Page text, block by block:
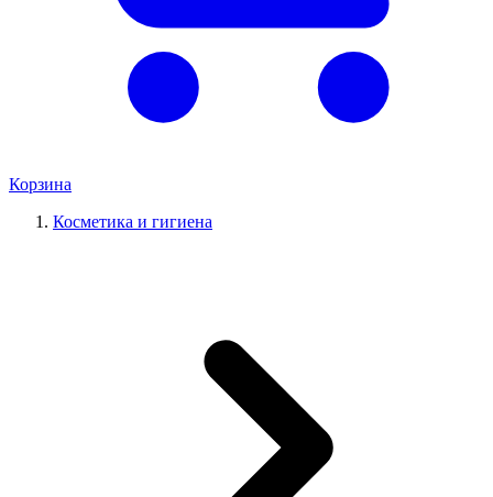
Корзина
Косметика и гигиена